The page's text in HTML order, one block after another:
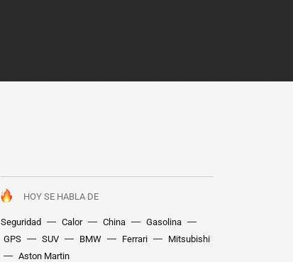
HOY SE HABLA DE
Seguridad Calor China
Gasolina
GPS
SUV BMW Ferrari
Mitsubishi
Aston Martin